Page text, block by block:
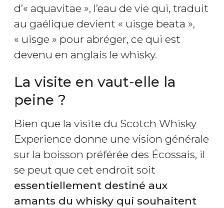
d’« aquavitae », l’eau de vie qui, traduit
au gaélique devient « uisge beata »,
« uisge » pour abréger, ce qui est
devenu en anglais le whisky.
La visite en vaut-elle la
peine ?
Bien que la visite du Scotch Whisky
Experience donne une vision générale
sur la boisson préférée des Écossais, il
se peut que cet endroit soit
essentiellement destiné aux
amants du whisky qui souhaitent